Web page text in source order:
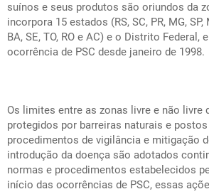
suínos e seus produtos são oriundos da
incorpora 15 estados (RS, SC, PR, MG, SP,
BA, SE, TO, RO e AC) e o Distrito Federal,
ocorrência de PSC desde janeiro de 1998.
Os limites entre as zonas livre e não livre
protegidos por barreiras naturais e
procedimentos de vigilância e mitigação
introdução da doença são adotados
normas e procedimentos estabelecidos
início das ocorrências de PSC, essas